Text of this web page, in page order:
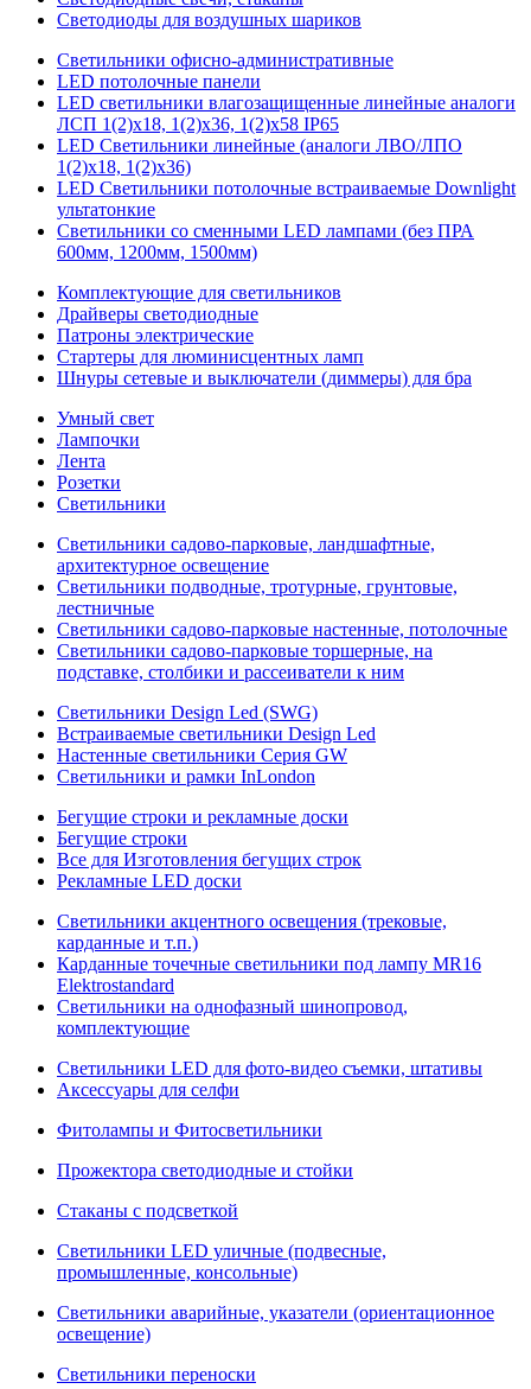
Светодиоды для воздушных шариков
Светильники офисно-административные
LED потолочные панели
LED светильники влагозащищенные линейные аналоги
ЛСП 1(2)х18, 1(2)х36, 1(2)х58 IP65
LED Светильники линейные (аналоги ЛВО/ЛПО
1(2)х18, 1(2)х36)
LED Светильники потолочные встраиваемые Downlight
ультатонкие
Светильники со сменными LED лампами (без ПРА
600мм, 1200мм, 1500мм)
Комплектующие для светильников
Драйверы светодиодные
Патроны электрические
Стартеры для люминисцентных ламп
Шнуры сетевые и выключатели (диммеры) для бра
Умный свет
Лампочки
Лента
Розетки
Светильники
Светильники садово-парковые, ландшафтные,
архитектурное освещение
Светильники подводные, тротурные, грунтовые,
лестничные
Светильники садово-парковые настенные, потолочные
Светильники садово-парковые торшерные, на
подставке, столбики и рассеиватели к ним
Светильники Design Led (SWG)
Встраиваемые светильники Design Led
Настенные светильники Серия GW
Светильники и рамки InLondon
Бегущие строки и рекламные доски
Бегущие строки
Все для Изготовления бегущих строк
Рекламные LED доски
Светильники акцентного освещения (трековые,
карданные и т.п.)
Карданные точечные светильники под лампу MR16
Elektrostandard
Светильники на однофазный шинопровод,
комплектующие
Светильники LED для фото-видео съемки, штативы
Аксессуары для селфи
Фитолампы и Фитосветильники
Прожектора светодиодные и стойки
Стаканы с подсветкой
Светильники LED уличные (подвесные,
промышленные, консольные)
Светильники аварийные, указатели (ориентационное
освещение)
Светильники переноски